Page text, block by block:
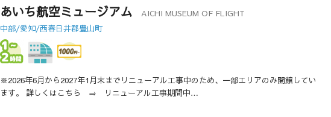
あいち航空ミュージアム
AICHI MUSEUM OF FLIGHT
中部/愛知/西春日井郡豊山町
※2026年6月から2027年1月末までリニューアル工事中のため、一部エリアのみ開館してい
ます。 詳しくはこちら ⇒ リニューアル工事期間中…